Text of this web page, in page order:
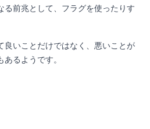
る前兆として、フラグを使ったりす
良いことだけではなく、悪いことが
るようです。